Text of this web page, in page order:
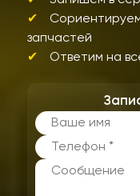
запчастей
Ответим на